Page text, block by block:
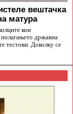
вештачка
матура
кои
полагањето државна
тестови. Доколку се